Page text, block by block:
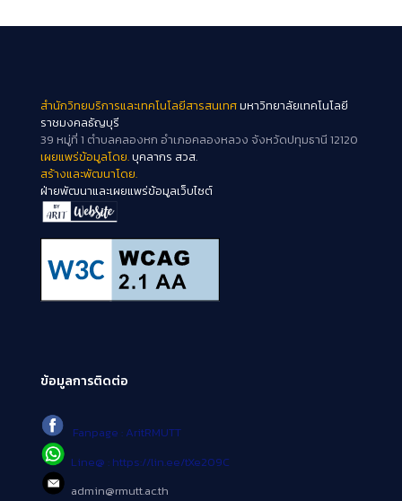
สำนักวิทยบริการและเทคโนโลยีสารสนเทศมหาวิทยาลัยเทคโนโลยี
ราชมงคลธัญบุรี
39 หมู่ที่ 1 ตำบลคลองหก อำเภอคลองหลวง จังหวัดปทุมธานี 12120
เผยแพร่ข้อมูลโดย.บุคลากร สวส.
สร้างและพัฒนาโดย.
ฝ่ายพัฒนาและเผยแพร่ข้อมูลเว็บไซต์
ข้อมูลการติดต่อ
Fanpage : AritRMUTT
Line@ : https://lin.ee/tXe209C
admin@rmutt.ac.th